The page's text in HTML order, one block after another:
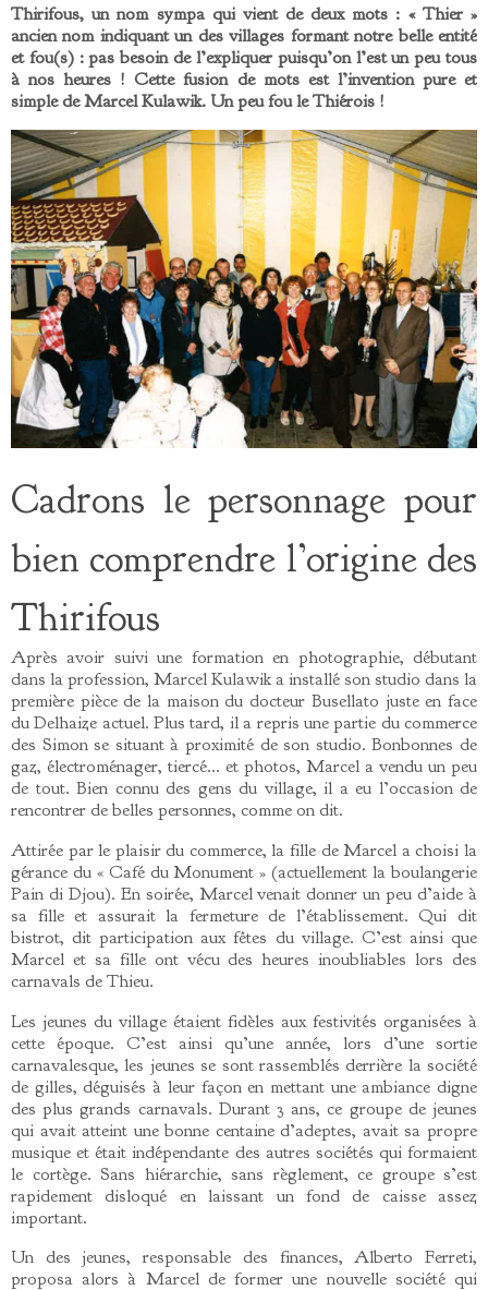
Thirifous, un nom sympa qui vient de deux mots : « Thier »
ancien nom indiquant un des villages formant notre belle entité
et fou(s) : pas besoin de l’expliquer puisqu’on l’est un peu tous
à nos heures ! Cette fusion de mots est l’invention pure et
simple de Marcel Kulawik. Un peu fou le Thiérois !
Cadrons le personnage pour
bien comprendre l’origine des
Thirifous
Après avoir suivi une formation en photographie, débutant
dans la profession, Marcel Kulawik a installé son studio dans la
première pièce de la maison du docteur Busellato juste en face
du Delhaize actuel. Plus tard, il a repris une partie du commerce
des Simon se situant à proximité de son studio. Bonbonnes de
gaz, électroménager, tiercé… et photos, Marcel a vendu un peu
de tout. Bien connu des gens du village, il a eu l’occasion de
rencontrer de belles personnes, comme on dit.
Attirée par le plaisir du commerce, la fille de Marcel a choisi la
gérance du « Café du Monument » (actuellement la boulangerie
Pain di Djou). En soirée, Marcel venait donner un peu d’aide à
sa fille et assurait la fermeture de l’établissement. Qui dit
bistrot, dit participation aux fêtes du village. C’est ainsi que
Marcel et sa fille ont vécu des heures inoubliables lors des
carnavals de Thieu.
Les jeunes du village étaient fidèles aux festivités organisées à
cette époque. C’est ainsi qu’une année, lors d’une sortie
carnavalesque, les jeunes se sont rassemblés derrière la société
de gilles, déguisés à leur façon en mettant une ambiance digne
des plus grands carnavals. Durant 3 ans, ce groupe de jeunes
qui avait atteint une bonne centaine d’adeptes, avait sa propre
musique et était indépendante des autres sociétés qui formaient
le cortège. Sans hiérarchie, sans règlement, ce groupe s’est
rapidement disloqué en laissant un fond de caisse assez
important.
Un des jeunes, responsable des finances, Alberto Ferreti,
proposa alors à Marcel de former une nouvelle société qui